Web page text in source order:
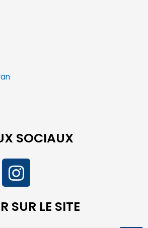
SOCIAUX
SUR LE SITE